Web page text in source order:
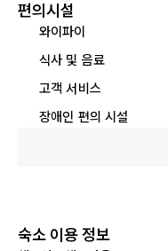
편의시설
와이파이
식사 및 음료
고객 서비스
장애인 편의 시설
숙소 이용 정보